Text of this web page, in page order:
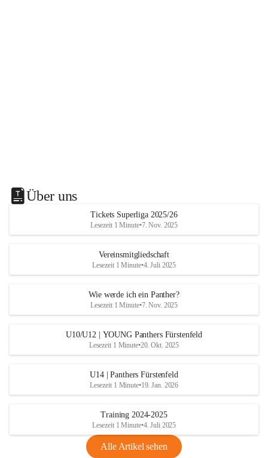
Über uns
Tickets Superliga 2025/26
Lesezeit 1 Minute•7. Nov. 2025
Vereinsmitgliedschaft
Lesezeit 1 Minute•4. Juli 2025
Wie werde ich ein Panther?
Lesezeit 1 Minute•7. Nov. 2025
U10/U12 | YOUNG Panthers Fürstenfeld
Lesezeit 1 Minute•20. Okt. 2025
U14 | Panthers Fürstenfeld
Lesezeit 1 Minute•19. Jan. 2026
Training 2024-2025
Lesezeit 1 Minute•4. Juli 2025
Alle Artikel sehen